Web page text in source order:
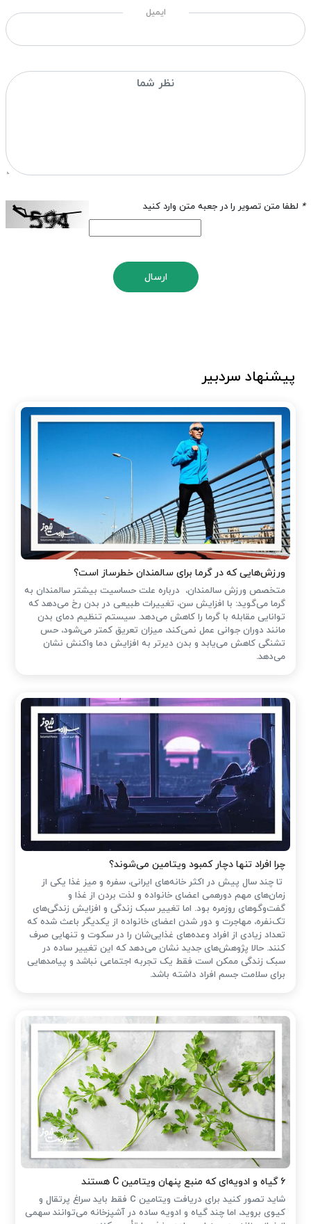
ایمیل
* لطفا متن تصویر را در جعبه متن وارد کنید
ارسال
پیشنهاد سردبیر
ورزش‌هایی که در گرما برای سالمندان خطرساز است؟
متخصص ورزش سالمندان، درباره علت حساسیت بیشتر سالمندان به
گرما می‌گوید: با افزایش سن، تغییرات طبیعی در بدن رخ می‌دهد که
توانایی مقابله با گرما را کاهش می‌دهد. سیستم تنظیم دمای بدن
مانند دوران جوانی عمل نمی‌کند، میزان تعریق کمتر می‌شود، حس
تشنگی کاهش می‌یابد و بدن دیرتر به افزایش دما واکنش نشان
می‌دهد.
چرا افراد تنها دچار کمبود ویتامین می‌شوند؟
تا چند سال پیش در اکثر خانه‌های ایرانی، سفره و میز غذا یکی از
زمان‌های مهم دورهمی اعضای خانواده و لذت بردن از غذا و
گفت‌وگوهای روزمره بود. اما تغییر سبک زندگی و افزایش زندگی‌های
تک‌نفره، مهاجرت و دور شدن اعضای خانواده از یکدیگر باعث شده که
تعداد زیادی از افراد وعده‌های غذایی‌شان را در سکوت و تنهایی صرف
کنند. حالا پژوهش‌های جدید نشان می‌دهد که این تغییر ساده در
سبک زندگی ممکن است فقط یک تجربه اجتماعی نباشد و پیامدهایی
برای سلامت جسم افراد داشته باشد.
۶ گیاه و ادویه‌ای که منبع پنهان ویتامین C هستند
شاید تصور کنید برای دریافت ویتامین C فقط باید سراغ پرتقال و
کیوی بروید، اما چند گیاه و ادویه ساده در آشپزخانه می‌توانند سهمی